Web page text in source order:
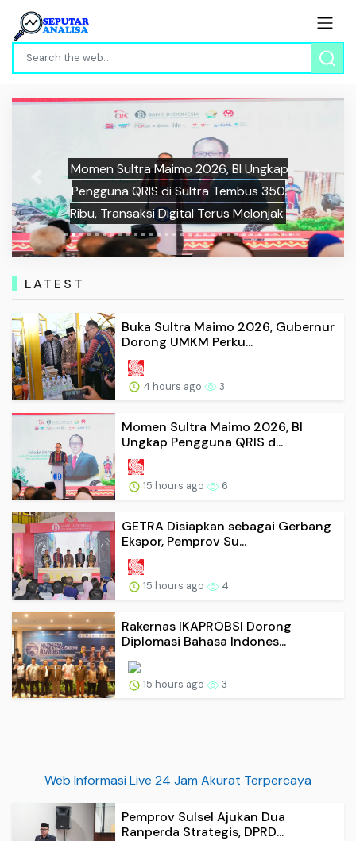
Momen Sultra Maimo 2026, BI Ungkap
Pengguna QRIS di Sultra Tembus 350
Ribu, Transaksi Digital Terus Melonjak
Previous Next
LATEST
Buka Sultra Maimo 2026, Gubernur
Dorong UMKM Perku...
4 hours ago 3
Momen Sultra Maimo 2026, BI
Ungkap Pengguna QRIS d...
15 hours ago 6
GETRA Disiapkan sebagai Gerbang
Ekspor, Pemprov Su...
15 hours ago 4
Rakernas IKAPROBSI Dorong
Diplomasi Bahasa Indones...
15 hours ago 3
Web Informasi Live 24 Jam Akurat Terpercaya
Pemprov Sulsel Ajukan Dua
Ranperda Strategis, DPRD...